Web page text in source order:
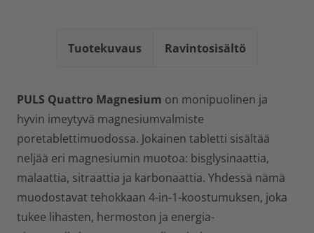
Tuotekuvaus Ravintosisältö
PULS Quattro Magnesium on monipuolinen ja
hyvin imeytyvä magnesiumvalmiste
poretablettimuodossa. Jokainen tabletti sisältää
neljää eri magnesiumin muotoa: bisglysinaattia,
malaattia, sitraattia ja karbonaattia. Yhdessä nämä
muodostavat tehokkaan 4-in-1-koostumuksen, joka
tukee lihasten, hermoston ja energia-